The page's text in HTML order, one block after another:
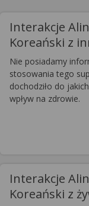
Interakcje
Koreański z
Nie posiadamy
stosowania tego
dochodziło do
wpływ na zdrowie.
Interakcje
Koreański z